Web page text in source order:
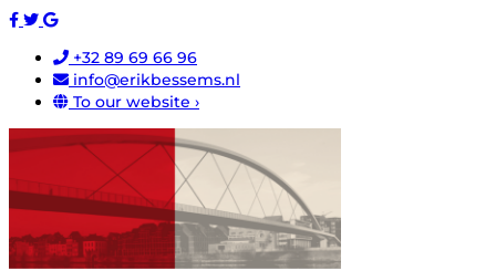
+32 89 69 66 96
info@erikbessems.nl
To our website ›